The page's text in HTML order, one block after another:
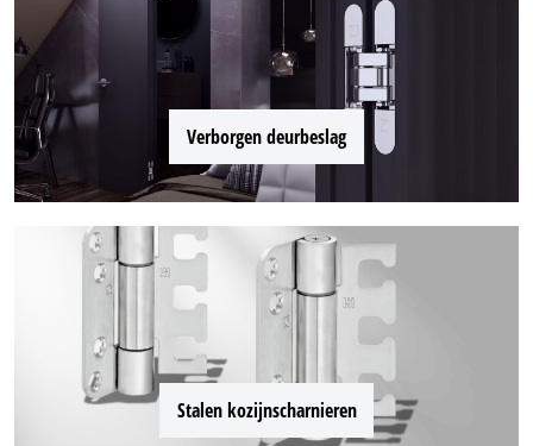
Verborgen deurbeslag
Stalen kozijnscharnieren